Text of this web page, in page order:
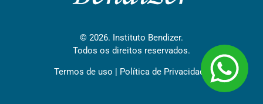
© 2026. Instituto Bendizer.
Todos os direitos reservados.
Termos de uso Política de Privacidade